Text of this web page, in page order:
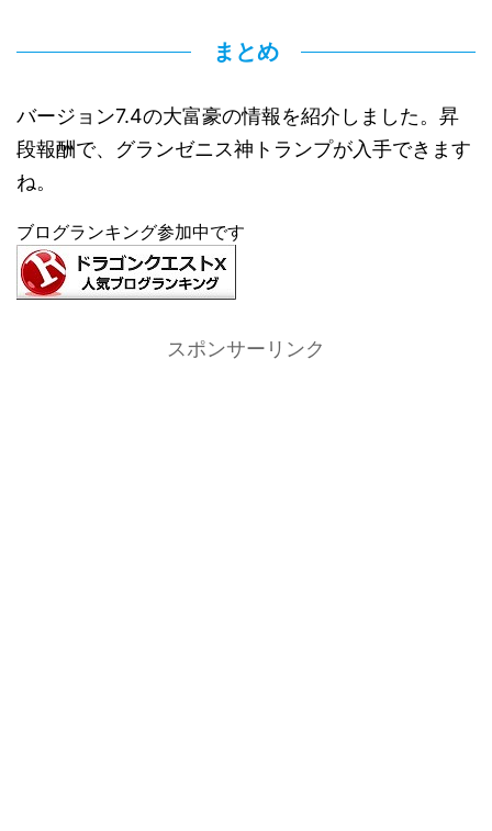
まとめ
バージョン7.4の大富豪の情報を紹介しました。昇
段報酬で、グランゼニス神トランプが入手できます
ね。
ブログランキング参加中です
スポンサーリンク